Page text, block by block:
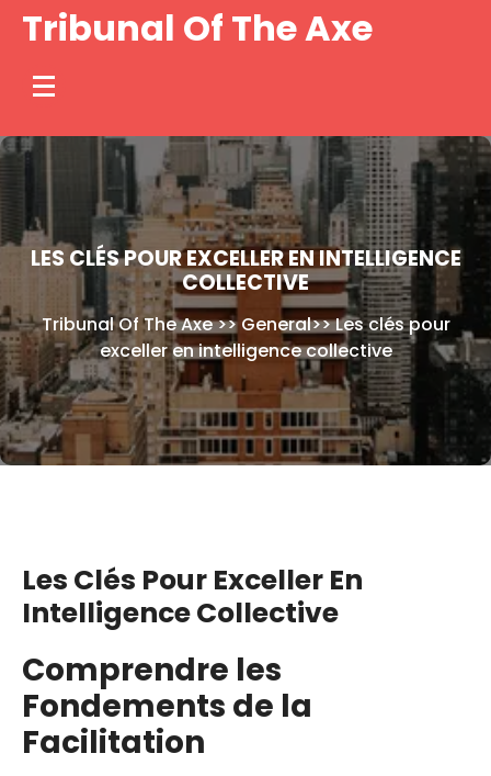
SkipTribunal Of The Axe
LES CLÉS POUR EXCELLER EN INTELLIGENCE
COLLECTIVE
Tribunal Of The Axe>>General>>Les clés pour
exceller en intelligence collective
Les Clés Pour Exceller En
Intelligence Collective
Comprendre les
Fondements de la
Facilitation